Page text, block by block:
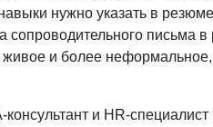
нужно указать в
сопроводительного письма
живое и более
и HR-специалист